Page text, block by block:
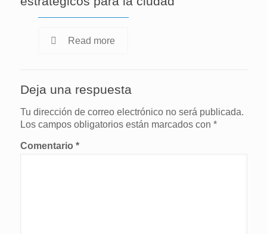
Read more
Deja una respuesta
Tu dirección de correo electrónico no será publicada.
Los campos obligatorios están marcados con *
Comentario *